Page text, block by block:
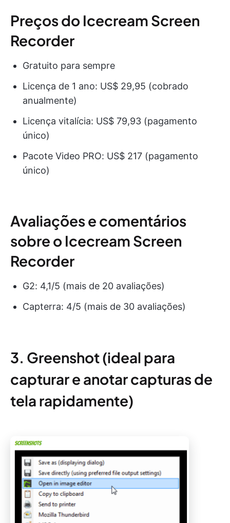
Preços do Icecream Screen
Recorder
Gratuito para sempre
Licença de 1 ano: US$ 29,95 (cobrado
anualmente)
Licença vitalícia: US$ 79,93 (pagamento
único)
Pacote Video PRO: US$ 217 (pagamento
único)
Avaliações e comentários
sobre o Icecream Screen
Recorder
G2: 4,1/5 (mais de 20 avaliações)
Capterra: 4/5 (mais de 30 avaliações)
3. Greenshot (ideal para
capturar e anotar capturas de
tela rapidamente)